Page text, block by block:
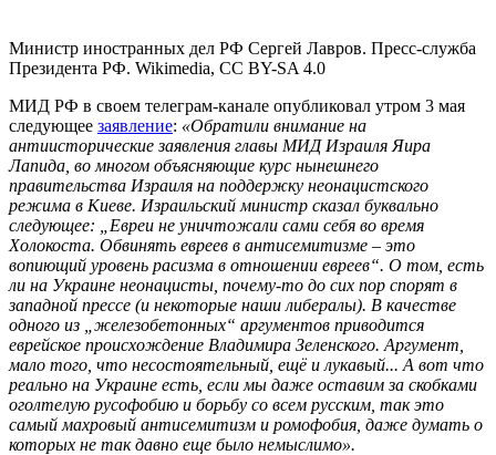
Министр иностранных дел РФ Сергей Лавров. Пресс-служба
Президента РФ. Wikimedia, CC BY-SA 4.0
МИД РФ в своем телеграм-канале опубликовал утром 3 мая
следующее заявление: «Обратили внимание на
антиисторические заявления главы МИД Израиля Яира
Лапида, во многом объясняющие курс нынешнего
правительства Израиля на поддержку неонацистского
режима в Киеве. Израильский министр сказал буквально
следующее: „Евреи не уничтожали сами себя во время
Холокоста. Обвинять евреев в антисемитизме – это
вопиющий уровень расизма в отношении евреев“. О том, есть
ли на Украине неонацисты, почему-то до сих пор спорят в
западной прессе (и некоторые наши либералы). В качестве
одного из „железобетонных“ аргументов приводится
еврейское происхождение Владимира Зеленского. Аргумент,
мало того, что несостоятельный, ещё и лукавый... А вот что
реально на Украине есть, если мы даже оставим за скобками
оголтелую русофобию и борьбу со всем русским, так это
самый махровый антисемитизм и ромофобия, даже думать о
которых не так давно еще было немыслимо».